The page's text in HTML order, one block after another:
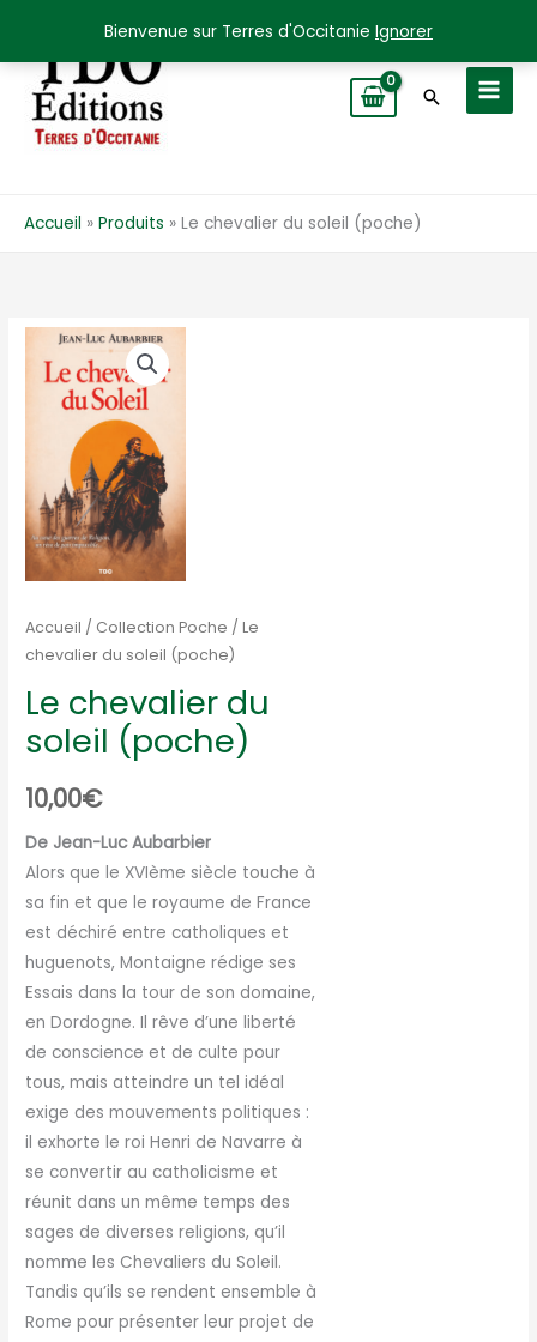
Bienvenue sur Terres d'Occitanie Ignorer
contenu
Accueil Produits Le chevalier du soleil (poche)
Accueil / Collection Poche / Le
chevalier du soleil (poche)
Le chevalier du
soleil (poche)
10,00€
De Jean-Luc Aubarbier
Alors que le XVIème siècle touche à
sa fin et que le royaume de France
est déchiré entre catholiques et
huguenots, Montaigne rédige ses
Essais dans la tour de son domaine,
en Dordogne. Il rêve d’une liberté
de conscience et de culte pour
tous, mais atteindre un tel idéal
exige des mouvements politiques :
il exhorte le roi Henri de Navarre à
se convertir au catholicisme et
réunit dans un même temps des
sages de diverses religions, qu’il
nomme les Chevaliers du Soleil.
Tandis qu’ils se rendent ensemble à
Rome pour présenter leur projet de